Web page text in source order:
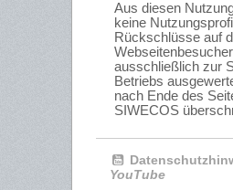
Aus diesen
keine
Rückschlüsse auf
ausschließlich zur
Betriebs
nach Ende des
SIWECOS
YouTube